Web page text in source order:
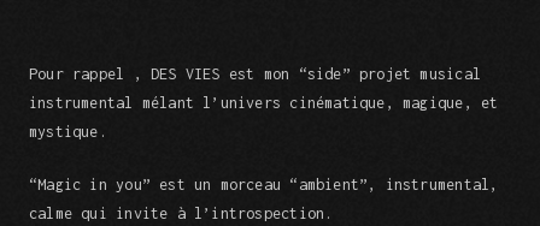
Pour rappel , DES VIES est mon “side” projet musical
instrumental mélant l’univers cinématique, magique, et
mystique.
“Magic in you” est un morceau “ambient”, instrumental,
calme qui invite à l’introspection.